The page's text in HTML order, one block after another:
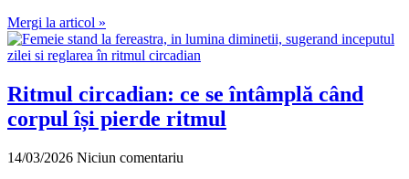
Mergi la articol »
Ritmul circadian: ce se întâmplă când
corpul își pierde ritmul
14/03/2026 Niciun comentariu